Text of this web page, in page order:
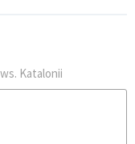
Katalonii